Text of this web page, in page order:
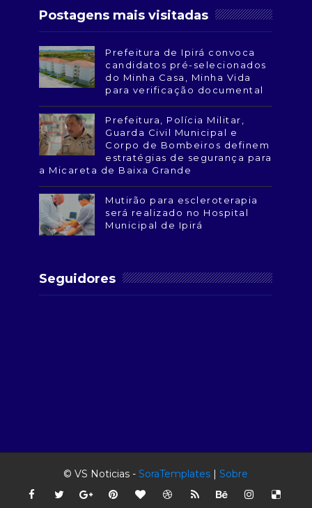
Postagens mais visitadas
Prefeitura de Ipirá convoca
candidatos pré-selecionados
do Minha Casa, Minha Vida
para verificação documental
Prefeitura, Polícia Militar,
Guarda Civil Municipal e
Corpo de Bombeiros definem
estratégias de segurança para
a Micareta de Baixa Grande
Mutirão para escleroterapia
será realizado no Hospital
Municipal de Ipirá
Seguidores
© VS Noticias -SoraTemplates |Sobre